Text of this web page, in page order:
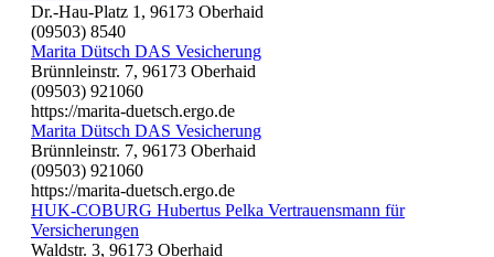
Dr.-Hau-Platz 1, 96173 Oberhaid
(09503) 8540
Marita Dütsch DAS Vesicherung
Brünnleinstr. 7, 96173 Oberhaid
(09503) 921060
https://marita-duetsch.ergo.de
Marita Dütsch DAS Vesicherung
Brünnleinstr. 7, 96173 Oberhaid
(09503) 921060
https://marita-duetsch.ergo.de
HUK-COBURG Hubertus Pelka Vertrauensmann für
Versicherungen
Waldstr. 3, 96173 Oberhaid